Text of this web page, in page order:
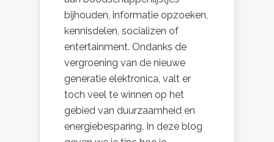
bijhouden, informatie opzoeken,
kennisdelen, socializen of
entertainment. Ondanks de
vergroening van de nieuwe
generatie elektronica, valt er
toch veel te winnen op het
gebied van duurzaamheid en
energiebesparing. In deze blog